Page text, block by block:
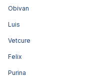
Obivan
Luis
Vetcure
Felix
Purina